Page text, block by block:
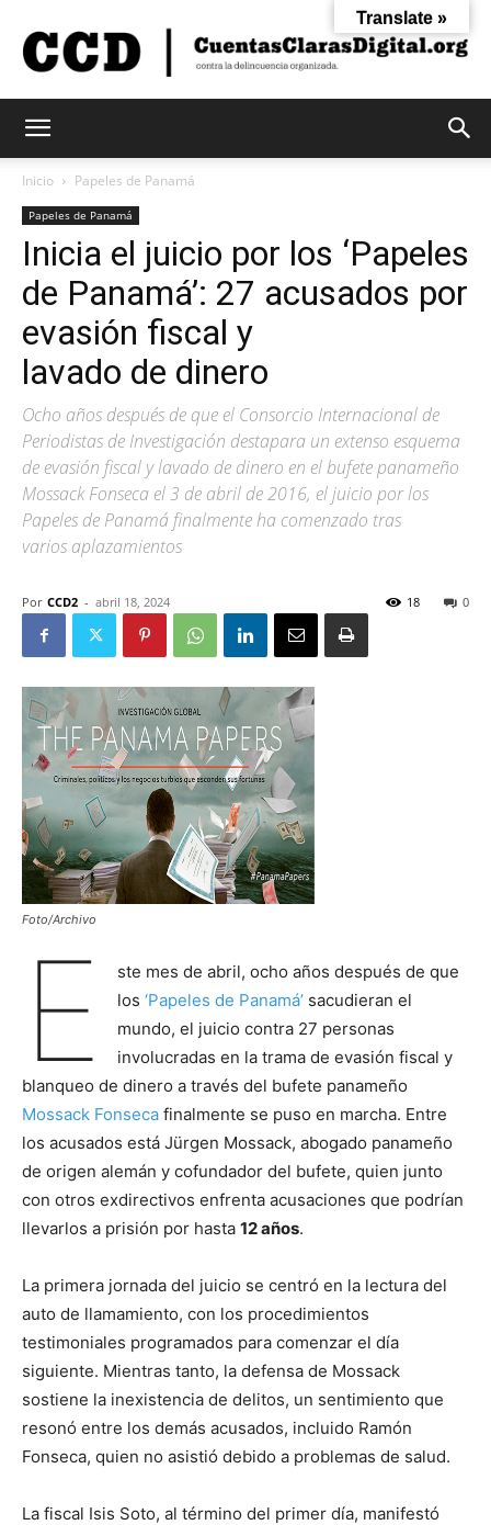
Claras
Digital
Inicio Papeles de Panamá
Papeles de Panamá
Inicia el juicio por los ‘Papeles
de Panamá’: 27 acusados por
evasión fiscal y
lavado de dinero
Ocho años después de que el Consorcio Internacional de
Periodistas de Investigación destapara un extenso esquema
de evasión fiscal y lavado de dinero en el bufete panameño
Mossack Fonseca el 3 de abril de 2016, el juicio por los
Papeles de Panamá finalmente ha comenzado tras
varios aplazamientos
Por CCD2 - abril 18, 2024 0
18
Foto/Archivo
E
ste mes de abril, ocho años después de que
los ‘Papeles de Panamá’sacudieran el
mundo, el juicio contra 27 personas
involucradas en la trama de evasión fiscal y
blanqueo de dinero a través del bufete panameño
Mossack Fonseca finalmente se puso en marcha. Entre
los acusados está Jürgen Mossack, abogado panameño
de origen alemán y cofundador del bufete, quien junto
con otros exdirectivos enfrenta acusaciones que podrían
llevarlos a prisión por hasta 12 años.
La primera jornada del juicio se centró en la lectura del
auto de llamamiento, con los procedimientos
testimoniales programados para comenzar el día
siguiente. Mientras tanto, la defensa de Mossack
sostiene la inexistencia de delitos, un sentimiento que
resonó entre los demás acusados, incluido Ramón
Fonseca, quien no asistió debido a problemas de salud.
La fiscal Isis Soto, al término del primer día, manifestó
Translate »